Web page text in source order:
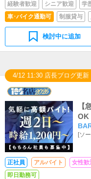
経験者歓迎
シニア歓迎 学
車･バイク通勤可
制服貸与
検討中に追加
4/12 11:30 店長ブログ更新
【
OK
月
[ソ
正社員 アルバイト 女性歓
即日勤務可